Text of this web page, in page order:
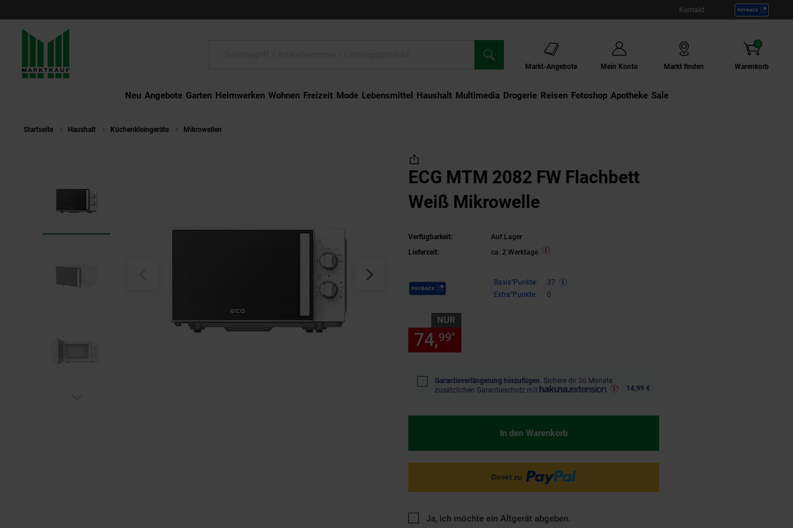
Kontakt
Markt-Angebote Mein Konto Markt finden Warenkorb
0
Artikel
Neu Angebote Garten Heimwerken Wohnen Freizeit Mode Lebensmittel Haushalt Multimedia Drogerie Externer Link:
Reisen Externer Link:
Fotoshop Externer Link:
Apotheke Sale
Startseite Haushalt Küchenkleingeräte Mikrowellen
ECG MTM 2082 FW Flachbett
Weiß Mikrowelle
Verfügbarkeit:
Auf Lager
Lieferzeit:
ca. 2 Werktage
Payback Punkte Basis°Punkte:
37
Extra°Punkte:
0
NUR
74,99*
Garantieverlängerung hinzufügen. Sichere dir 36 Monate
zusätzlichen Garantieschutz mit
14,99 €
In den Warenkorb
Ja, ich möchte ein Altgerät abgeben.